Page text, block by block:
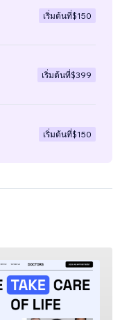
เริ่มต้นที่$150
เริ่มต้นที่$399
เริ่มต้นที่$150